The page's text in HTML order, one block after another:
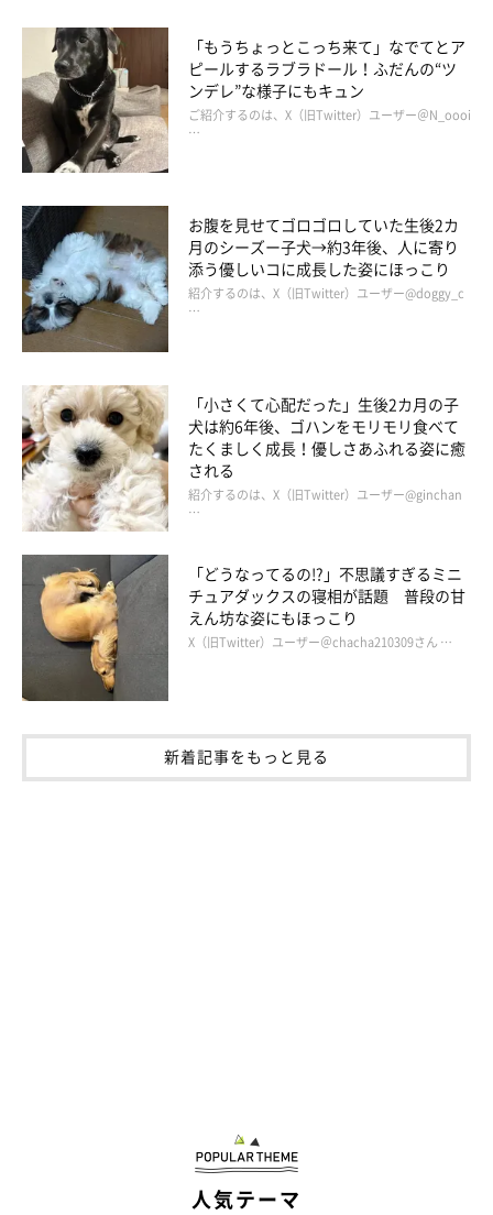
「もうちょっとこっち来て」なでてとア
ピールするラブラドール！ふだんの“ツ
ンデレ”な様子にもキュン
ご紹介するのは、X（旧Twitter）ユーザー＠N_oooi
…
お腹を見せてゴロゴロしていた生後2カ
月のシーズー子犬→約3年後、人に寄り
添う優しいコに成長した姿にほっこり
紹介するのは、X（旧Twitter）ユーザー@doggy_c
…
「小さくて心配だった」生後2カ月の子
犬は約6年後、ゴハンをモリモリ食べて
たくましく成長！優しさあふれる姿に癒
される
紹介するのは、X（旧Twitter）ユーザー@ginchan
…
「どうなってるの!?」不思議すぎるミニ
チュアダックスの寝相が話題 普段の甘
えん坊な姿にもほっこり
X（旧Twitter）ユーザー＠chacha210309さん …
新着記事をもっと見る
人気テーマ